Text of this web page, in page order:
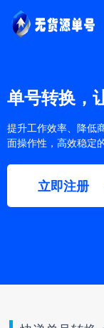
单号转换，
提升工作效率、降低
面操作性，高效稳定
立即注册